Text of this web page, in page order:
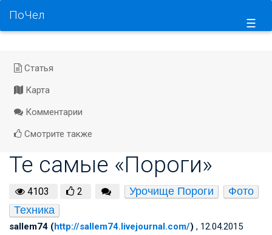
☰
ПоЧел
Статья
Карта
Комментарии
Смотрите также
Те самые «Пороги»
4103 2 Урочище Пороги
Фото
Техника
sallem74 (http://sallem74.livejournal.com/) , 12.04.2015